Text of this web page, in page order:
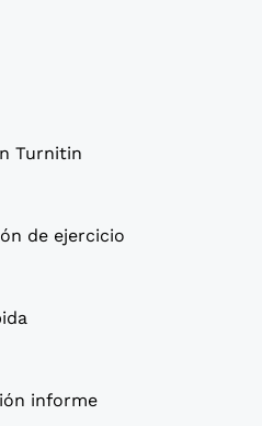
Turnitin
de ejercicio
informe